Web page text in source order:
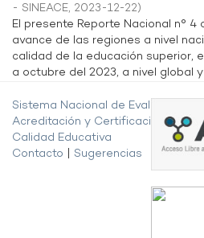
- SINEACE, 2023-12-22)
El presente Reporte Nacional n°
avance de las regiones a nivel
calidad de la educación superior,
a octubre del 2023, a nivel global
Sistema Nacional de Evaluación,
Acreditación y Certificación de la
Calidad Educativa
Contacto
Sugerencias